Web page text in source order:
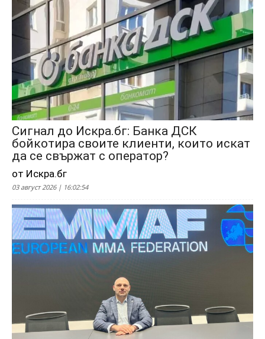
Сигнал до Искра.бг: Банка ДСК
бойкотира своите клиенти, които искат
да се свържат с оператор?
от Искра.бг
03 август 2026 | 16:02:54